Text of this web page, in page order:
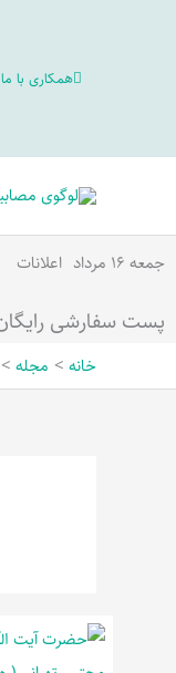
همکاری با ما
جمعه ۱۶ مرداد اعلانات
پست سفارشی رایگان برای
خانه مجله
ذکر